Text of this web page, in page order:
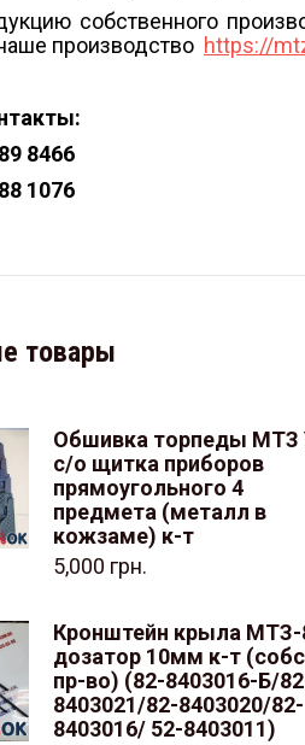
собственного
производство https://
8466
1076
товары
Обшивка торпеды МТЗ
с/о щитка приборов
прямоугольного 4
предмета (металл в
кожзаме) к-т
5,000 грн.
Кронштейн крыла МТЗ-
дозатор 10мм к-т
пр-во) (82-8403016-Б/
8403021/82-8403020/82-
8403016/ 52-8403011)